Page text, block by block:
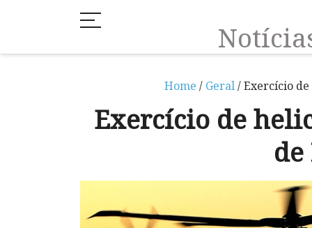
Home / Geral/ Exercício
Exercício de
de